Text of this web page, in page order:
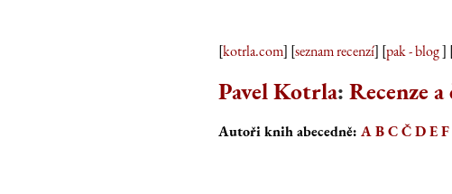
[kotrla.com] [seznam recenzí] [pak - blog]
Pavel Kotrla: Recenze
Autoři knih abecedně: ABCČDEF